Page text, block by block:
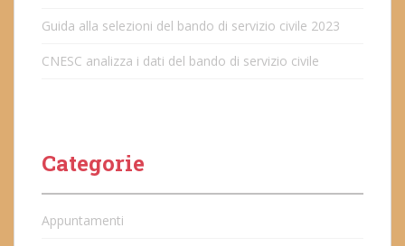
Guida alla selezioni del bando di servizio civile 2023
CNESC analizza i dati del bando di servizio civile
Categorie
Appuntamenti